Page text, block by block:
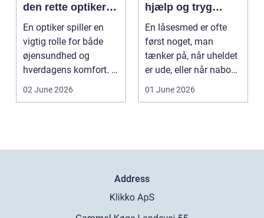
den rette optiker i
byen
En optiker spiller en
vigtig rolle for både
øjensundhed og
hverdagens komfort. I
en by som Aarhus, h...
02 June 2026
hjælp og tryg
sikring af hjem og
virksomhed
En låsesmed er ofte
først noget, man
tænker på, når uheldet
er ude, eller når naboen
har haft indbru...
01 June 2026
Address